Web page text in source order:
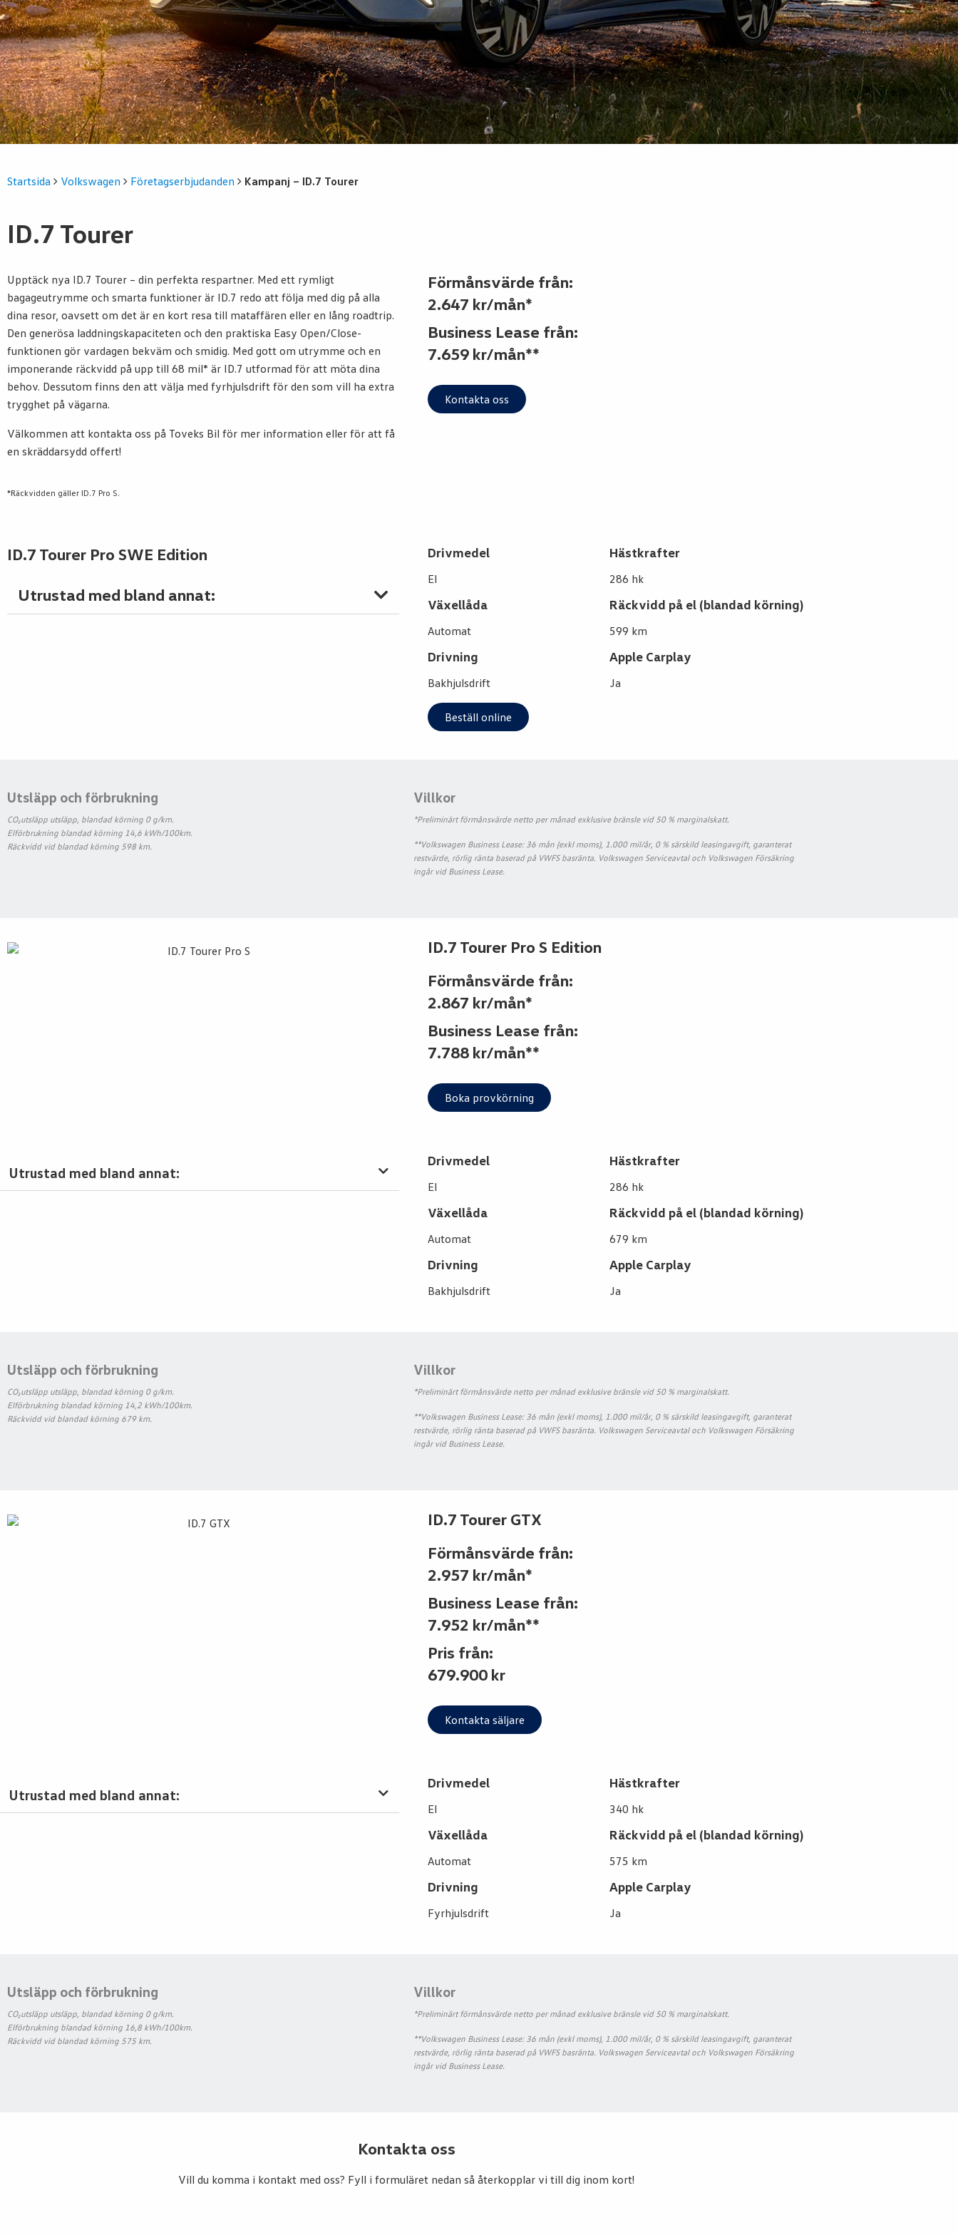
Startsida Volkswagen Företagserbjudanden Kampanj – ID.7 Tourer
ID.7 Tourer
Upptäck nya ID.7 Tourer – din perfekta respartner. Med ett rymligt
bagageutrymme och smarta funktioner är ID.7 redo att följa med dig på alla
dina resor, oavsett om det är en kort resa till mataffären eller en lång roadtrip.
Den generösa laddningskapaciteten och den praktiska Easy Open/Close-
funktionen gör vardagen bekväm och smidig. Med gott om utrymme och en
imponerande räckvidd på upp till 68 mil* är ID.7 utformad för att möta dina
behov. Dessutom finns den att välja med fyrhjulsdrift för den som vill ha extra
trygghet på vägarna.
Välkommen att kontakta oss på Toveks Bil för mer information eller för att få
en skräddarsydd offert!
*Räckvidden gäller ID.7 Pro S.
Förmånsvärde från:
2.647 kr/mån*
Business Lease från:
7.659 kr/mån**
Kontakta oss
ID.7 Tourer Pro SWE Edition
Utrustad med bland annat:
Drivmedel
El
Växellåda
Automat
Drivning
Bakhjulsdrift
Hästkrafter
286 hk
Räckvidd på el (blandad körning)
599 km
Apple Carplay
Ja
Beställ online
Utsläpp och förbrukning
CO₂utsläpp utsläpp, blandad körning 0 g/km.
Elförbrukning blandad körning 14,6 kWh/100km.
Räckvidd vid blandad körning 598 km.
Villkor
*Preliminärt förmånsvärde netto per månad exklusive bränsle vid 50 % marginalskatt.
**Volkswagen Business Lease: 36 mån (exkl moms), 1.000 mil/år, 0 % särskild leasingavgift, garanterat
restvärde, rörlig ränta baserad på VWFS basränta. Volkswagen Serviceavtal och Volkswagen Försäkring
ingår vid Business Lease.
ID.7 Tourer Pro S Edition
Förmånsvärde från:
2.867 kr/mån*
Business Lease från:
7.788 kr/mån**
Boka provkörning
Utrustad med bland annat:
Drivmedel
El
Växellåda
Automat
Drivning
Bakhjulsdrift
Hästkrafter
286 hk
Räckvidd på el (blandad körning)
679 km
Apple Carplay
Ja
Utsläpp och förbrukning
CO₂utsläpp utsläpp, blandad körning 0 g/km.
Elförbrukning blandad körning 14,2 kWh/100km.
Räckvidd vid blandad körning 679 km.
Villkor
*Preliminärt förmånsvärde netto per månad exklusive bränsle vid 50 % marginalskatt.
**Volkswagen Business Lease: 36 mån (exkl moms), 1.000 mil/år, 0 % särskild leasingavgift, garanterat
restvärde, rörlig ränta baserad på VWFS basränta. Volkswagen Serviceavtal och Volkswagen Försäkring
ingår vid Business Lease.
ID.7 Tourer GTX
Förmånsvärde från:
2.957 kr/mån*
Business Lease från:
7.952 kr/mån**
Pris från:
679.900 kr
Kontakta säljare
Utrustad med bland annat:
Drivmedel
El
Växellåda
Automat
Drivning
Fyrhjulsdrift
Hästkrafter
340 hk
Räckvidd på el (blandad körning)
575 km
Apple Carplay
Ja
Utsläpp och förbrukning
CO₂utsläpp utsläpp, blandad körning 0 g/km.
Elförbrukning blandad körning 16,8 kWh/100km.
Räckvidd vid blandad körning 575 km.
Villkor
*Preliminärt förmånsvärde netto per månad exklusive bränsle vid 50 % marginalskatt.
**Volkswagen Business Lease: 36 mån (exkl moms), 1.000 mil/år, 0 % särskild leasingavgift, garanterat
restvärde, rörlig ränta baserad på VWFS basränta. Volkswagen Serviceavtal och Volkswagen Försäkring
ingår vid Business Lease.
Kontakta oss
Vill du komma i kontakt med oss? Fyll i formuläret nedan så återkopplar vi till dig inom kort!